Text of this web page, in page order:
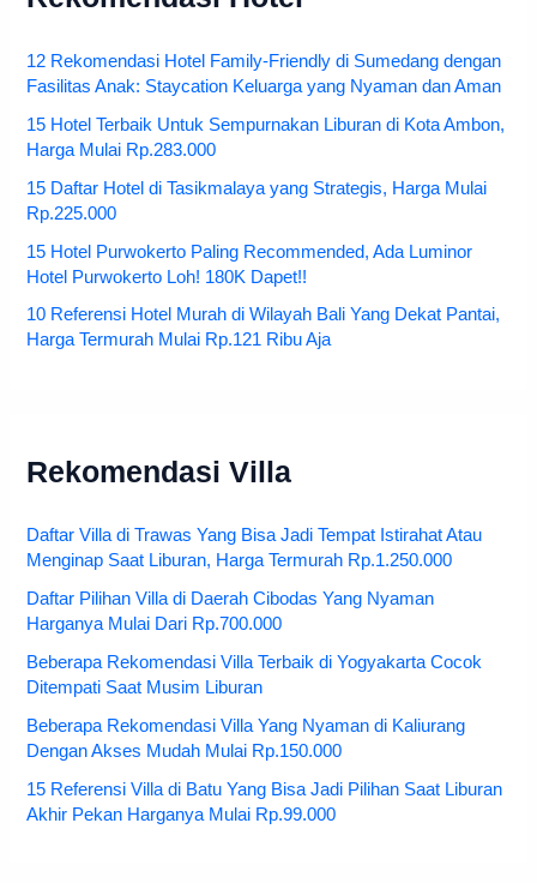
12 Rekomendasi Hotel Family-Friendly di Sumedang dengan
Fasilitas Anak: Staycation Keluarga yang Nyaman dan Aman
15 Hotel Terbaik Untuk Sempurnakan Liburan di Kota Ambon,
Harga Mulai Rp.283.000
15 Daftar Hotel di Tasikmalaya yang Strategis, Harga Mulai
Rp.225.000
15 Hotel Purwokerto Paling Recommended, Ada Luminor
Hotel Purwokerto Loh! 180K Dapet!!
10 Referensi Hotel Murah di Wilayah Bali Yang Dekat Pantai,
Harga Termurah Mulai Rp.121 Ribu Aja
Rekomendasi Villa
Daftar Villa di Trawas Yang Bisa Jadi Tempat Istirahat Atau
Menginap Saat Liburan, Harga Termurah Rp.1.250.000
Daftar Pilihan Villa di Daerah Cibodas Yang Nyaman
Harganya Mulai Dari Rp.700.000
Beberapa Rekomendasi Villa Terbaik di Yogyakarta Cocok
Ditempati Saat Musim Liburan
Beberapa Rekomendasi Villa Yang Nyaman di Kaliurang
Dengan Akses Mudah Mulai Rp.150.000
15 Referensi Villa di Batu Yang Bisa Jadi Pilihan Saat Liburan
Akhir Pekan Harganya Mulai Rp.99.000